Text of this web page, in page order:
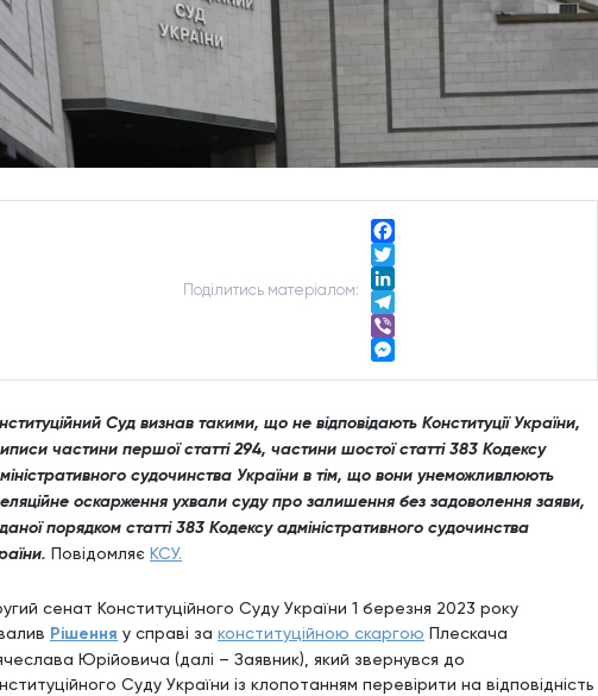
Подiлитись матерiалом:
Facebook
Twitter
LinkedIn
Telegram
Viber
Суд визнав такими, що не відповідають Конституції України,
частини першої статті 294, частини шостої статті 383 Кодексу
судочинства України в тім, що вони унеможливлюють
оскарження ухвали суду про залишення без задоволення заяви,
порядком статті 383 Кодексу адміністративного судочинства
Повідомляє КСУ.
сенат Конституційного Суду України 1 березня 2023 року
Рішення у справі за конституційною скаргою Плескача
Юрійовича (далі – Заявник), який звернувся до
Суду України із клопотанням перевірити на відповідність